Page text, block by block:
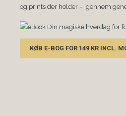
og prints der holder – igennem
KØB E-BOG FOR 149 KR INCL.